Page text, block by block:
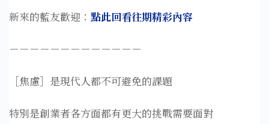
新來的藍友歡迎： 點此回看往期精彩內容
－－－－－－－－－－－－－
［焦慮］是現代人都不可避免的課題
特別是創業者各方面都有更大的挑戰需要面對